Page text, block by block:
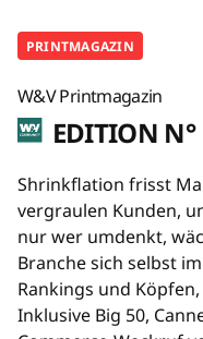
PRINTMAGAZIN
W&V Printmagazin
EDITION
Shrinkflation frisst
vergraulen Kunden,
nur wer umdenkt,
Branche sich selbst
Rankings und
Inklusive Big 50,